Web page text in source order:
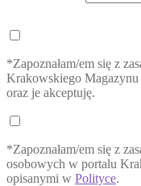
*Zapoznałam/em się z
Krakowskiego
oraz je akceptuję.
*Zapoznałam/em się z
osobowych w portalu
opisanymi w Polityce.